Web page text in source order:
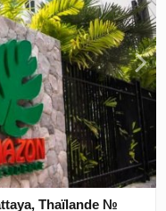
Thaïlande №